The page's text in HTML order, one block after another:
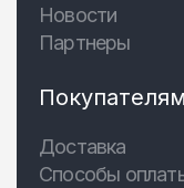
Новости
Партнеры
Покупателям
Доставка
Способы